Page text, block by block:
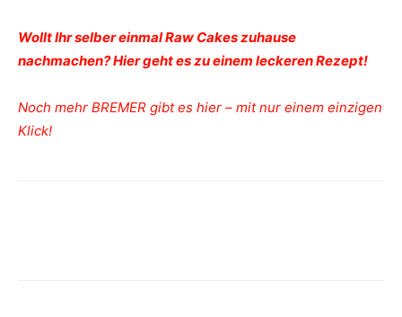
Wollt Ihr selber einmal Raw Cakes zuhause
nachmachen? Hier geht es zu einem leckeren Rezept!
Noch mehr BREMER gibt es hier – mit nur einem einzigen
Klick!